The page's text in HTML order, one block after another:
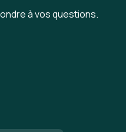
à vos questions.